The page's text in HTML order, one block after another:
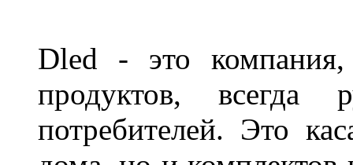
Dled - это
продуктов, всегда
потребителей. Это